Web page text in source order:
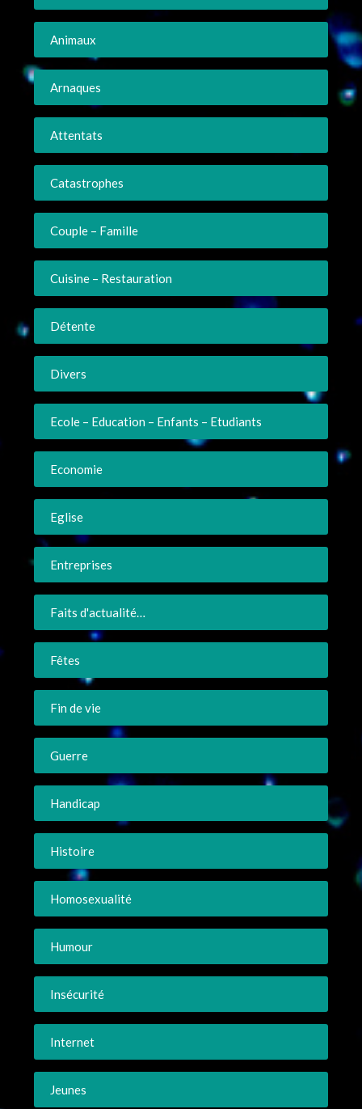
Animaux
Arnaques
Attentats
Catastrophes
Couple – Famille
Cuisine – Restauration
Détente
Divers
Ecole – Education – Enfants – Etudiants
Economie
Eglise
Entreprises
Faits d'actualité…
Fêtes
Fin de vie
Guerre
Handicap
Histoire
Homosexualité
Humour
Insécurité
Internet
Jeunes